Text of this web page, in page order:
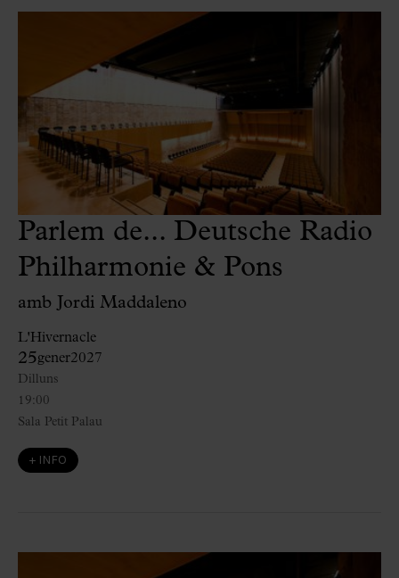
Parlem de... Deutsche Radio
Philharmonie & Pons
amb Jordi Maddaleno
L'Hivernacle
25gener2027
19:00
Dilluns
Sala Petit Palau
+ INFO